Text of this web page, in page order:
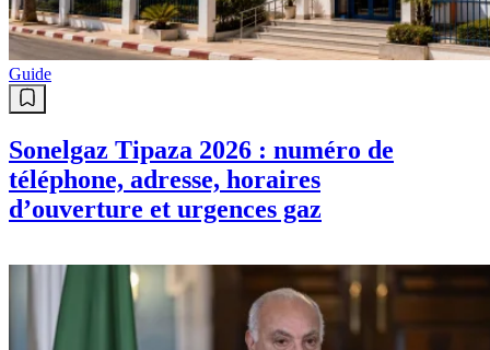
Guide
Sonelgaz Tipaza 2026 : numéro de
téléphone, adresse, horaires
d’ouverture et urgences gaz